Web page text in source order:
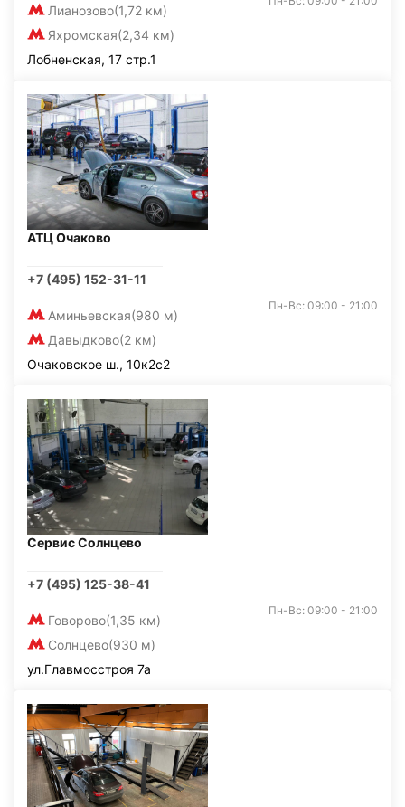
Лианозово(1,72 км)
Яхромская(2,34 км)
Лобненская, 17 стр.1
АТЦ Очаково
+7 (495) 152-31-11
Аминьевская(980 м)
Давыдково(2 км)
Пн-Вс: 09:00 - 21:00
Очаковское ш., 10к2с2
Сервис Солнцево
+7 (495) 125-38-41
Говорово(1,35 км)
Солнцево(930 м)
Пн-Вс: 09:00 - 21:00
ул.Главмосстроя 7а